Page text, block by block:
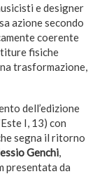
e designer
azione secondo
coerente
fisiche
trasformazione,
dell’edizione
I, 13) con
segna il ritorno
Genchi,
presentata da